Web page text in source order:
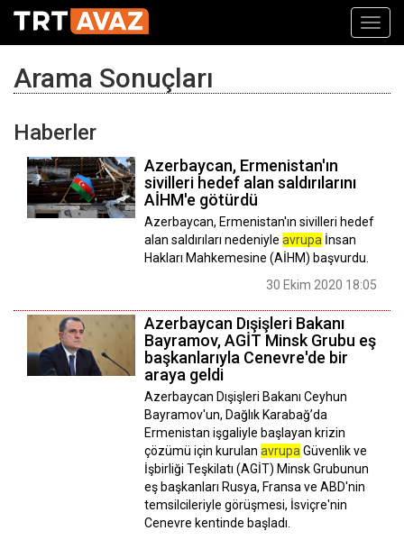
Arama Sonuçları
Haberler
Azerbaycan, Ermenistan'ın
sivilleri hedef alan saldırılarını
AİHM'e götürdü
Azerbaycan, Ermenistan'ın sivilleri hedef
alan saldırıları nedeniyle avrupa İnsan
Hakları Mahkemesine (AİHM) başvurdu.
30 Ekim 2020 18:05
Azerbaycan Dışişleri Bakanı
Bayramov, AGİT Minsk Grubu eş
başkanlarıyla Cenevre'de bir
araya geldi
Azerbaycan Dışişleri Bakanı Ceyhun
Bayramov'un, Dağlık Karabağ’da
Ermenistan işgaliyle başlayan krizin
çözümü için kurulan avrupa Güvenlik ve
İşbirliği Teşkilatı (AGİT) Minsk Grubunun
eş başkanları Rusya, Fransa ve ABD'nin
temsilcileriyle görüşmesi, İsviçre'nin
Cenevre kentinde başladı.